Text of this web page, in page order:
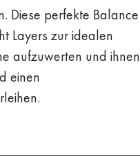
Diese perfekte Balance
Layers zur idealen
aufzuwerten und ihnen
einen